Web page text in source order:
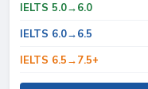
IELTS 5.0→6.0
IELTS 6.0→6.5
IELTS 6.5→7.5+